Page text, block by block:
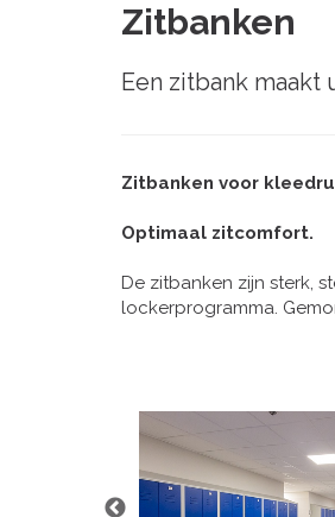
Zitbanken
Een zitbank
Zitbanken voor
Optimaal zitcomfort.
De zitbanken zijn sterk,
lockerprogramma.